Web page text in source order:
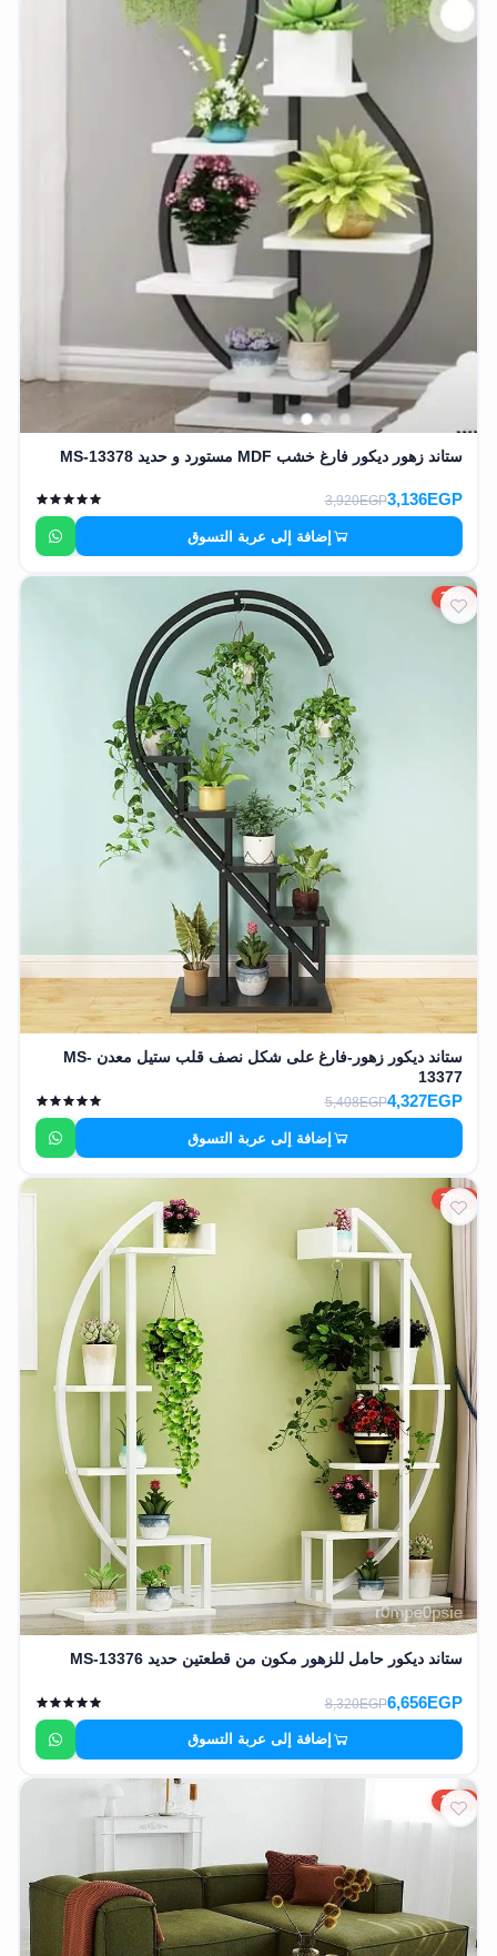
ستاند زهور ديكور فارغ خشب MDF مستورد و حديد MS-13378
3,136EGP
3,920EGP
إضافة إلى عربة التسوق
20%
ستاند ديكور زهور-فارغ على شكل نصف قلب ستيل معدن MS-
13377
4,327EGP
5,408EGP
إضافة إلى عربة التسوق
20%
ستاند ديكور حامل للزهور مكون من قطعتين حديد MS-13376
6,656EGP
8,320EGP
إضافة إلى عربة التسوق
10%